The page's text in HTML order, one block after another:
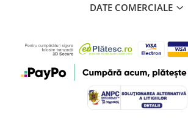
DATE COMERCIALE